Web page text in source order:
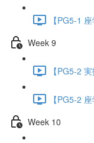
【PG5-1
Week 9
【PG5-2
【PG5-2
Week 10